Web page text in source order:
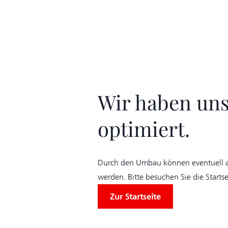
Wir haben
optimiert.
Durch den Umbau können
werden. Bitte besuchen Sie die
Zur Startseite